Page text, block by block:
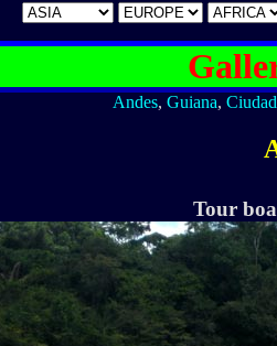
Andes, Guiana,
Tour